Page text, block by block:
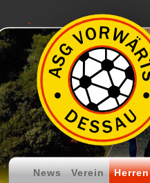
News Verein Herren